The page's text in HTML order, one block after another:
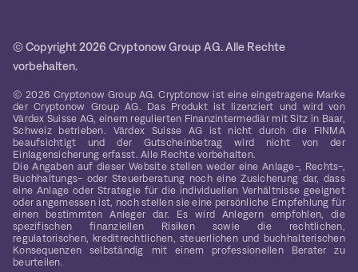
© Copyright 2026 Cryptonow Group AG. Alle Rechte
vorbehalten.
© 2026 Cryptonow Group AG. Cryptonow ist eine eingetragene Marke
der Cryptonow Group AG. Das Produkt ist lizenziert und wird von
Värdex Suisse AG, einem regulierten Finanzintermediär mit Sitz in Baar,
Schweiz betrieben. Värdex Suisse AG ist nicht durch die FINMA
beaufsichtigt und der Gutscheinbetrag wird nicht von der
Einlagensicherung erfasst. Alle Rechte vorbehalten.
Die Angaben auf dieser Website stellen weder eine Anlage-, Rechts-,
Buchhaltungs- oder Steuerberatung noch eine Zusicherung dar, dass
eine Anlage oder Strategie für die individuellen Verhältnisse geeignet
oder angemessen ist, noch stellen sie eine persönliche Empfehlung für
einen bestimmten Anleger dar. Es wird Anlegern empfohlen, die
spezifischen finanziellen Risiken sowie die rechtlichen,
regulatorischen, kreditrechtlichen, steuerlichen und buchhalterischen
Konsequenzen selbständig mit einem professionellen Berater zu
beurteilen.